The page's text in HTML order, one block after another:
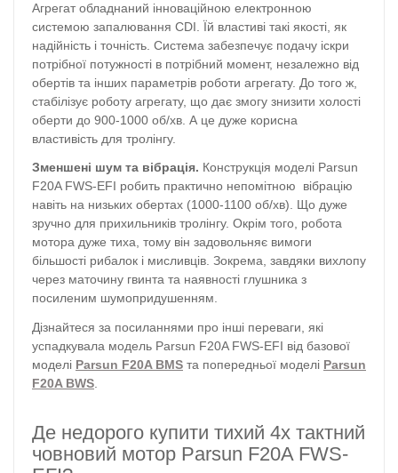
Агрегат обладнаний інноваційною електронною
системою запалювання CDI. Їй властиві такі якості, як
надійність і точність. Система забезпечує подачу іскри
потрібної потужності в потрібний момент, незалежно від
обертів та інших параметрів роботи агрегату. До того ж,
стабілізує роботу агрегату, що дає змогу знизити холості
оберти до 900-1000 об/хв. А це дуже корисна
властивість для тролінгу.
Зменшені шум та вібрація. Конструкція моделі Parsun
F20A FWS-EFI робить практично непомітною вібрацію
навіть на низьких обертах (1000-1100 об/хв). Що дуже
зручно для прихильників тролінгу. Окрім того, робота
мотора дуже тиха, тому він задовольняє вимоги
більшості рибалок і мисливців. Зокрема, завдяки вихлопу
через маточину гвинта та наявності глушника з
посиленим шумопридушенням.
Дізнайтеся за посиланнями про інші переваги, які
успадкувала модель Parsun F20A FWS-EFI від базової
моделі Parsun F20A BMS та попередньої моделі Parsun
F20A BWS
Де недорого купити тихий 4х тактний
човновий мотор Parsun F20A FWS-